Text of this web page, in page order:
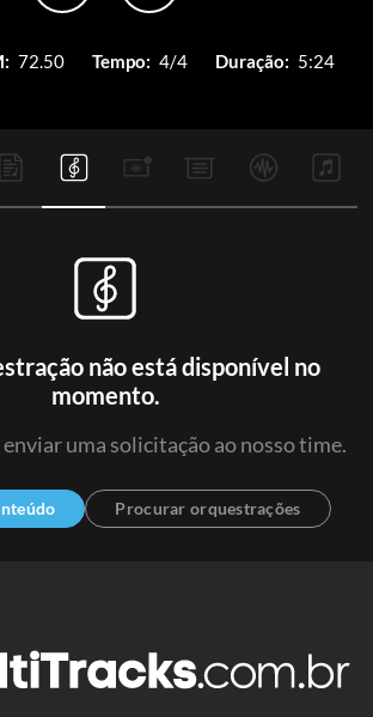
72.50 Tempo: 4/4 Duração: 5:24
não está disponível no
momento.
uma solicitação ao nosso time.
Procurar orquestrações